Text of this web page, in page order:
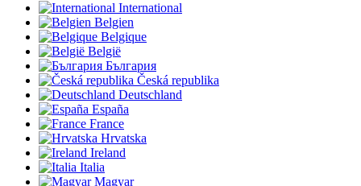
International
Belgien
Belgique
België
България
Česká republika
Deutschland
España
France
Hrvatska
Ireland
Italia
Magyar